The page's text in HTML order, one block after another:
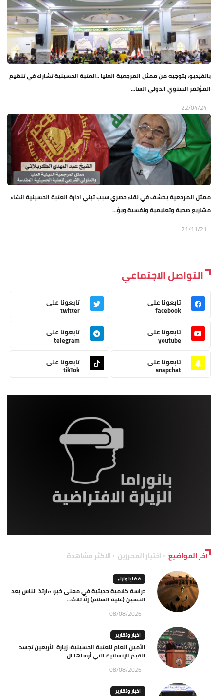
بالفيديو: بتوجيه من ممثل المرجعية العليا ..العتبة الحسينية تشارك في تنظيم
المؤتمر السنوي الدولي السا...
22/04/24
ممثل المرجعية يكشف في لقاء حصري سبب تبني ادارة العتبة الحسينية انشاء
مشاريع صحية وتعليمية ونفسية ويؤ...
21/11/21
التواصل الاجتماعي
تابعونا على
facebook
تابعونا على
twitter
تابعونا على
youtube
تابعونا على
telegram
تابعونا على
snapchat
تابعونا على
tikTok
آخر المواضيع اختيار المحررين الاكثر مشاهدة
قضايا وآراء
دراسة كلامية حديثية في معنى خبر: «ارتدّ الناس بعد
الحسين (عليه السلام) إلّا ثلاث...
08/08/2026
اخبار وتقارير
الأمين العام للعتبة الحسينية: زيارة الأربعين تجسد
القيم الإنسانية التي أرساها ال...
08/08/2026
اخبار وتقارير